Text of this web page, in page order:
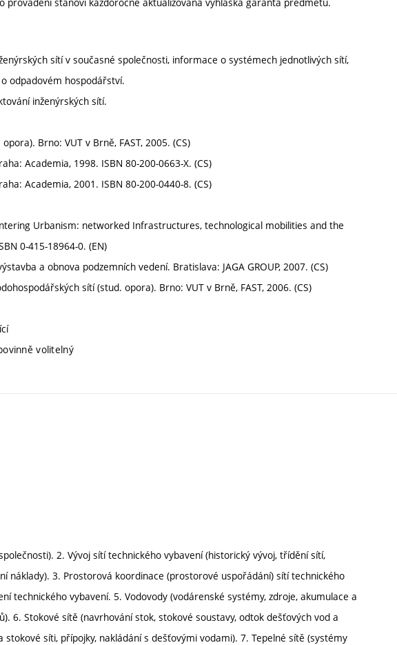
sítí v současné společnosti, informace o systémech jednotlivých sítí,
odpadovém hospodářství.
inženýrských sítí.
Brno: VUT v Brně, FAST, 2005. (CS)
Academia, 1998. ISBN 80-200-0663-X. (CS)
Academia, 2001. ISBN 80-200-0440-8. (CS)
Urbanism: networked Infrastructures, technological mobilities and the
0-415-18964-0. (EN)
výstavba a obnova podzemních vedení. Bratislava: JAGA GROUP, 2007. (CS)
sítí (stud. opora). Brno: VUT v Brně, FAST, 2006. (CS)
volitelný
2. Vývoj sítí technického vybavení (historický vývoj, třídění sítí,
náklady). 3. Prostorová koordinace (prostorové uspořádání) sítí technického
technického vybavení. 5. Vodovody (vodárenské systémy, zdroje, akumulace a
6. Stokové sítě (navrhování stok, stokové soustavy, odtok dešťových vod a
síti, přípojky, nakládání s dešťovými vodami). 7. Tepelné sítě (systémy